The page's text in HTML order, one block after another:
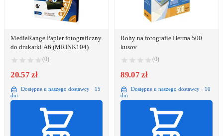
MediaRange Papier fotograficzny
do drukarki A6 (MRINK104)
(0)
20.57 zł
Dostępne u naszego dostawcy · 15
dni
Rohy na fotografie Herma 500
kusov
(0)
89.07 zł
Dostępne u naszego dostawcy · 10
dni